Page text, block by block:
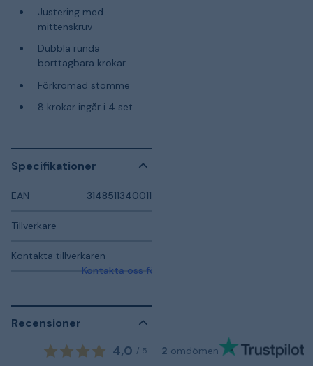
Justering med
mittenskruv
Dubbla runda
borttagbara krokar
Förkromad stomme
8 krokar ingår i 4 set
Specifikationer
EAN 3148511340011
Tillverkare
Kontakta tillverkaren
Kontakta oss för mer information
Recensioner
4,0 / 5 2 omdömen